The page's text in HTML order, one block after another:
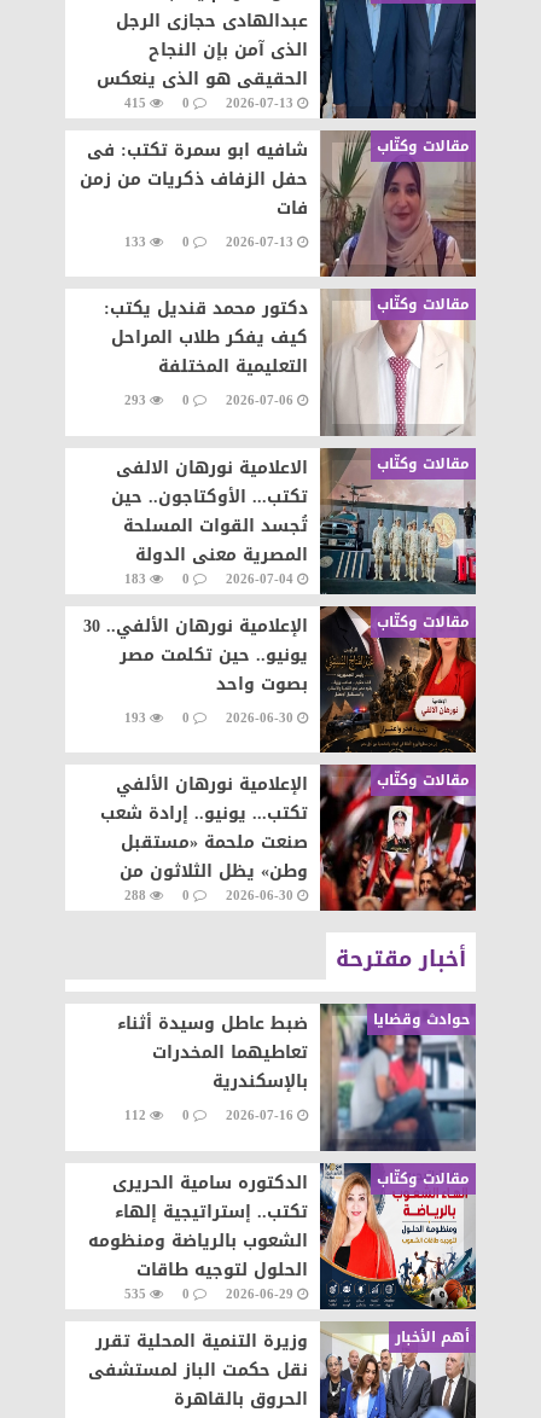
عبدالهادى حجازى الرجل
الذى آمن بإن النجاح
الحقيقى هو الذى ينعكس
على المجتمع
2026-07-13
0
415
مقالات وكتّاب
شافيه ابو سمرة تكتب: فى
حفل الزفاف ذكريات من زمن
فات
2026-07-13
0
133
مقالات وكتّاب
دكتور محمد قنديل يكتب:
كيف يفكر طلاب المراحل
التعليمية المختلفة
2026-07-06
0
293
مقالات وكتّاب
الاعلامية نورهان الالفى
تكتب... الأوكتاجون.. حين
تُجسد القوات المسلحة
المصرية معنى الدولة
الحديثة
2026-07-04
0
183
مقالات وكتّاب
الإعلامية نورهان الألفي.. 30
يونيو.. حين تكلمت مصر
بصوت واحد
2026-06-30
0
193
مقالات وكتّاب
الإعلامية نورهان الألفي
تكتب... يونيو.. إرادة شعب
صنعت ملحمة «مستقبل
وطن» يظل الثلاثون من
يونيو ي
2026-06-30
0
288
أخبار مقترحة
حوادث وقضايا
ضبط عاطل وسيدة أثناء
تعاطيهما المخدرات
بالإسكندرية
2026-07-16
0
112
مقالات وكتّاب
الدكتوره سامية الحريرى
تكتب.. إستراتيجية إلهاء
الشعوب بالرياضة ومنظومه
الحلول لتوجيه طاقات
الشعوب نحو التطور والابداع
2026-06-29
0
535
أهم الأخبار
وزيرة التنمية المحلية تقرر
نقل حكمت الباز لمستشفى
الحروق بالقاهرة